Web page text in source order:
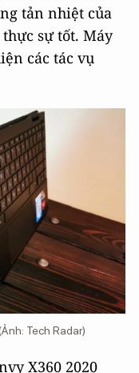
tản nhiệt của
sự tốt. Máy
các tác vụ
Tech Radar)
X360 2020